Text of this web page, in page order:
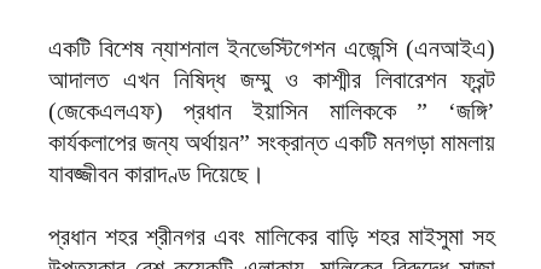
একটি বিশেষ ন্যাশনাল ইনভেস্টিগেশন এজেন্সি (এনআইএ)
আদালত এখন নিষিদ্ধ জম্মু ও কাশ্মীর লিবারেশন ফ্রন্ট
(জেকেএলএফ) প্রধান ইয়াসিন মালিককে ” ‘জঙ্গি’
কার্যকলাপের জন্য অর্থায়ন” সংক্রান্ত একটি মনগড়া মামলায়
যাবজ্জীবন কারাদণ্ড দিয়েছে।
প্রধান শহর শ্রীনগর এবং মালিকের বাড়ি শহর মাইসুমা সহ